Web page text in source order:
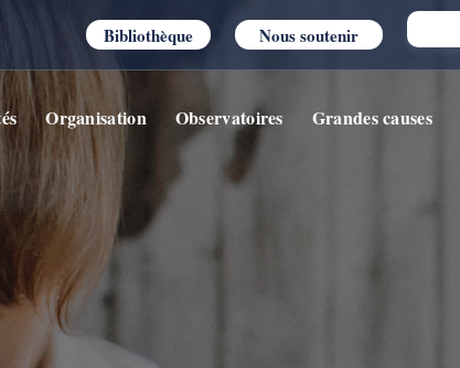
Bibliothèque Nous soutenir
Organisation Observatoires Grandes causes